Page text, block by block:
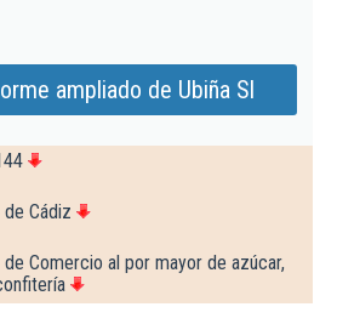
ampliado de Ubiña Sl
Cádiz
Comercio al por mayor de azúcar,